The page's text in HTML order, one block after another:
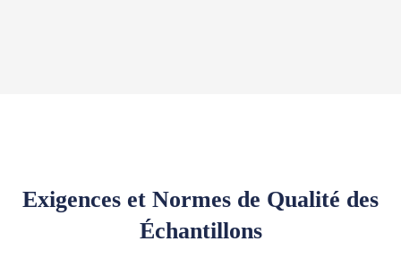
Exigences et Normes de Qualité des
Échantillons